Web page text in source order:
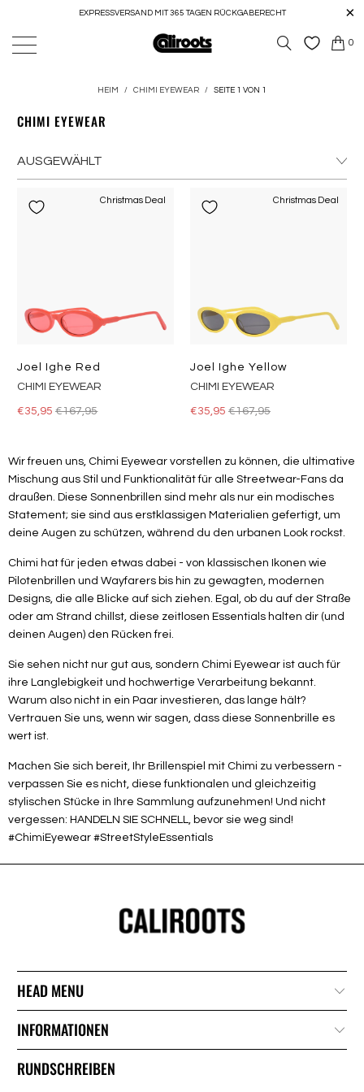
EXPRESSVERSAND MIT 365 TAGEN RÜCKGABERECHT
0
HEIM / CHIMI EYEWEAR / SEITE 1 VON 1
CHIMI EYEWEAR
Christmas Deal
Joel Ighe Red
CHIMI EYEWEAR
€35,95€167,95
Christmas Deal
Joel Ighe Yellow
CHIMI EYEWEAR
€35,95 €167,95
Wir freuen uns, Chimi Eyewear vorstellen zu können, die ultimative
Mischung aus Stil und Funktionalität für alle Streetwear-Fans da
draußen. Diese Sonnenbrillen sind mehr als nur ein modisches
Statement; sie sind aus erstklassigen Materialien gefertigt, um
deine Augen zu schützen, während du den urbanen Look rockst.
Chimi hat für jeden etwas dabei - von klassischen Ikonen wie
Pilotenbrillen und Wayfarers bis hin zu gewagten, modernen
Designs, die alle Blicke auf sich ziehen. Egal, ob du auf der Straße
oder am Strand chillst, diese zeitlosen Essentials halten dir (und
deinen Augen) den Rücken frei.
Sie sehen nicht nur gut aus, sondern Chimi Eyewear ist auch für
ihre Langlebigkeit und hochwertige Verarbeitung bekannt.
Warum also nicht in ein Paar investieren, das lange hält?
Vertrauen Sie uns, wenn wir sagen, dass diese Sonnenbrille es
wert ist.
Machen Sie sich bereit, Ihr Brillenspiel mit Chimi zu verbessern -
verpassen Sie es nicht, diese funktionalen und gleichzeitig
stylischen Stücke in Ihre Sammlung aufzunehmen! Und nicht
vergessen: HANDELN SIE SCHNELL, bevor sie weg sind!
#ChimiEyewear #StreetStyleEssentials
HEAD MENU
INFORMATIONEN
RUNDSCHREIBEN